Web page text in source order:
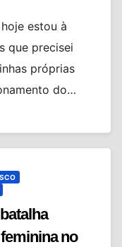
estou à
que precisei
próprias
do…
no